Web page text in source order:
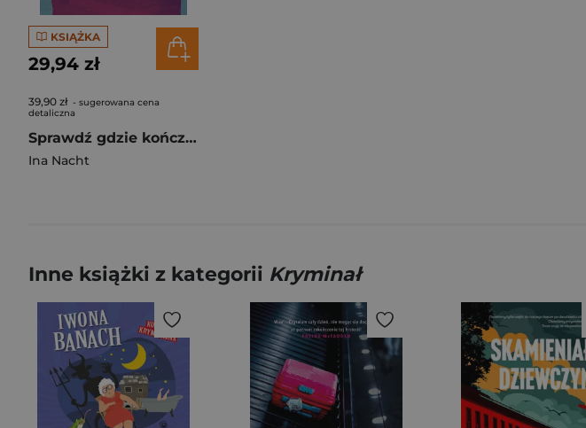
KSIĄŻKA
29,94 zł
39,90 zł - sugerowana cena
detaliczna
Sprawdź gdzie kończy się las
Ina Nacht
Inne książki z kategorii Kryminał